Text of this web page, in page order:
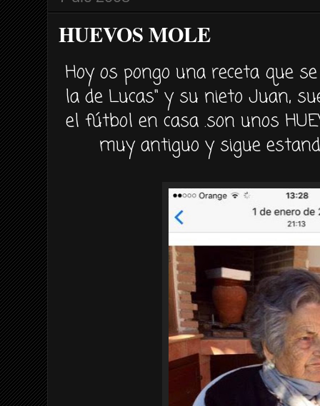
HUEVOS MOLE
Hoy os pongo una receta que
la de Lucas" y su nieto Juan,
el fútbol en casa .son unos
muy antiguo y sigue